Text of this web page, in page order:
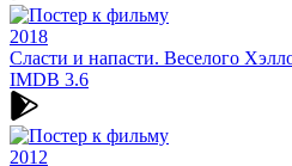
2018
Сласти и напасти. Веселого
IMDB 3.6
2012